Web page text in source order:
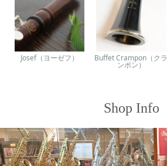
Josef（ヨーゼフ） Buffet Crampon（クラ
ンポン）
Shop Info